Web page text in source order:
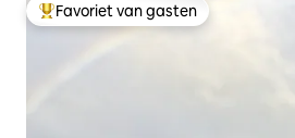
Topfavoriet van gasten
Favoriet van gasten